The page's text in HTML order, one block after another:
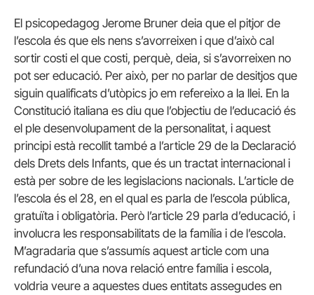
El psicopedagog Jerome Bruner deia que el pitjor de
l’escola és que els nens s’avorreixen i que d’això cal
sortir costi el que costi, perquè, deia, si s’avorreixen no
pot ser educació. Per això, per no parlar de desitjos que
siguin qualificats d’utòpics jo em refereixo a la llei. En la
Constitució italiana es diu que l’objectiu de l’educació és
el ple desenvolupament de la personalitat, i aquest
principi està recollit també a l’article 29 de la Declaració
dels Drets dels Infants, que és un tractat internacional i
està per sobre de les legislacions nacionals. L’article de
l’escola és el 28, en el qual es parla de l’escola pública,
gratuïta i obligatòria. Però l’article 29 parla d’educació, i
involucra les responsabilitats de la família i de l’escola.
M’agradaria que s’assumís aquest article com una
refundació d’una nova relació entre família i escola,
voldria veure a aquestes dues entitats assegudes en